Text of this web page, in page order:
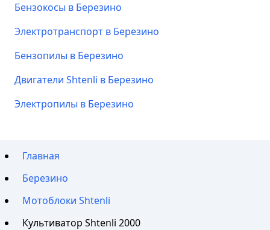
Бензокосы в Березино
Электротранспорт в Березино
Бензопилы в Березино
Двигатели Shtenli в Березино
Электропилы в Березино
Главная
Березино
Мотоблоки Shtenli
Культиватор Shtenli 2000